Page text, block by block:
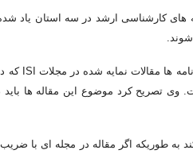
های کارشناسی ارشد در سه استان یاد
گرفت. وی تصریح کرد موضوع این مقاله ها